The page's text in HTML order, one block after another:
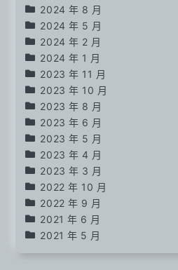
2024 年 8 月
2024 年 5 月
2024 年 2 月
2024 年 1 月
2023 年 11 月
2023 年 10 月
2023 年 8 月
2023 年 6 月
2023 年 5 月
2023 年 4 月
2023 年 3 月
2022 年 10 月
2022 年 9 月
2021 年 6 月
2021 年 5 月